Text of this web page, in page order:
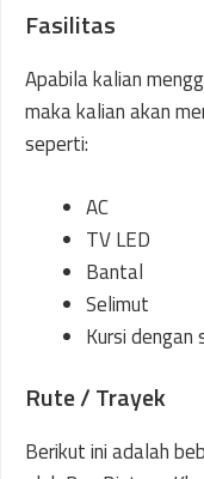
Fasilitas
Apabila kalian
maka kalian akan
seperti:
AC
TV LED
Bantal
Selimut
Kursi dengan
Rute / Trayek
Berikut ini adalah